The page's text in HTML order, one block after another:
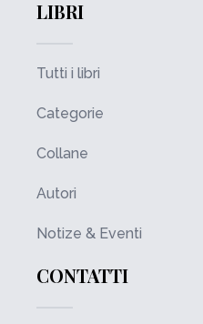
LIBRI
Tutti i libri
Categorie
Collane
Autori
Notize & Eventi
CONTATTI